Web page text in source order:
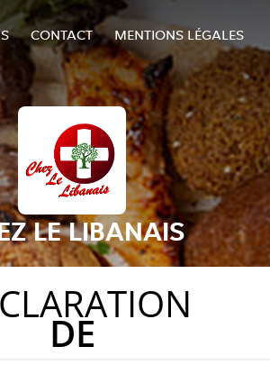
CONTACT MENTIONS LÉGALES
LE LIBANAIS
DE